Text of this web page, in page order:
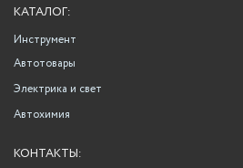
КАТАЛОГ:
Инструмент
Автотовары
Электрика и свет
Автохимия
КОНТАКТЫ: